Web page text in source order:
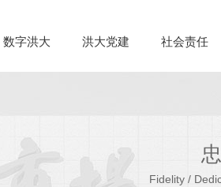
数字洪大 洪大党建 社会责任
Fidelity /